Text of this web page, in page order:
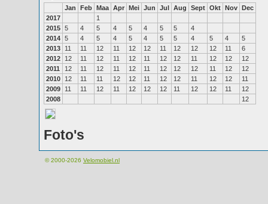
Jan Feb Maa Apr Mei Jun Jul Aug Sept Okt Nov Dec
2017
1
2015 5 4 5 4 5 4 5 5
4
2014 5 4 5 4 5 4 5 5 4 5 4
5
2013
11 11 12 11 12 12 11 12 12 12 11
6
2012
12 11 12 11 12 11 12 12 11 12 12
12
2011
12 11 12 11 12 11 12 12 12 11 12
12
2010
12 11 11 12 12 11 12 12 11 12 12
11
2009
11 11 12 11 12 12 12 11 12 12 11
12
2008
12
Foto's
© 2000-2026 Velomobiel.nl